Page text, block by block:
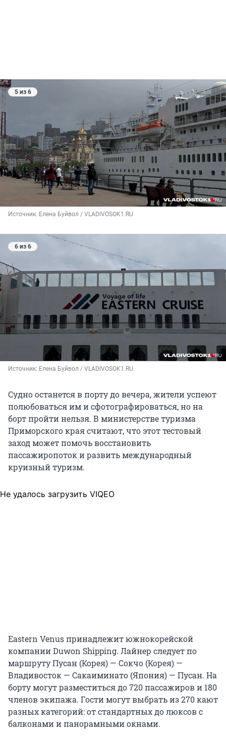
5 из 6
Источник: Елена Буйвол / VLADIVOSOK1.RU
6 из 6
Источник: Елена Буйвол / VLADIVOSOK1.RU
Судно останется в порту до вечера, жители успеют
полюбоваться им и сфотографироваться, но на
борт пройти нельзя. В министерстве туризма
Приморского края считают, что этот тестовый
заход может помочь восстановить
пассажиропоток и развить международный
круизный туризм.
Не удалось загрузить VIQEO
Eastern Venus принадлежит южнокорейской
компании Duwon Shipping. Лайнер следует по
маршруту Пусан (Корея) — Сокчо (Корея) —
Владивосток — Сакаиминато (Япония) — Пусан. На
борту могут разместиться до 720 пассажиров и 180
членов экипажа. Гости могут выбрать из 270 кают
разных категорий: от стандартных до люксов с
балконами и панорамными окнами.